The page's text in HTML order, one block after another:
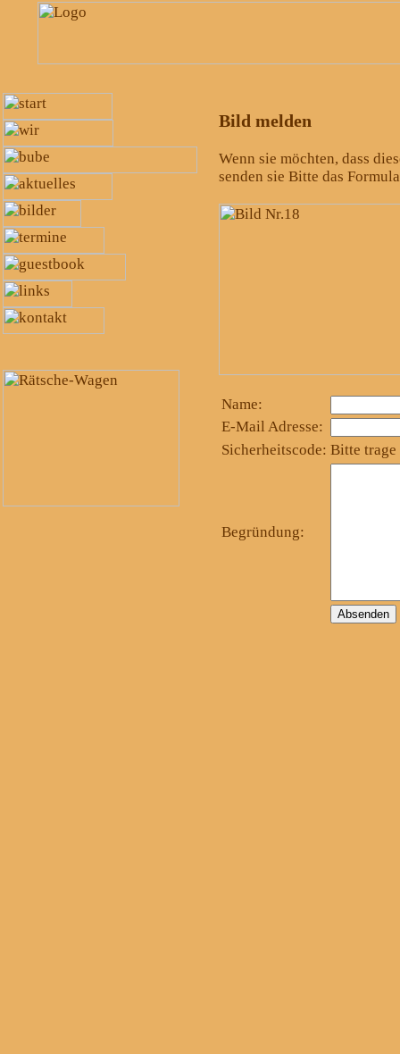
Bild melden
Wenn sie möchten, dass
senden sie Bitte das
Name:
E-Mail Adresse:
Sicherheitscode: Bitte
Begründung: